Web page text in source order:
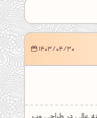
1403/04/30